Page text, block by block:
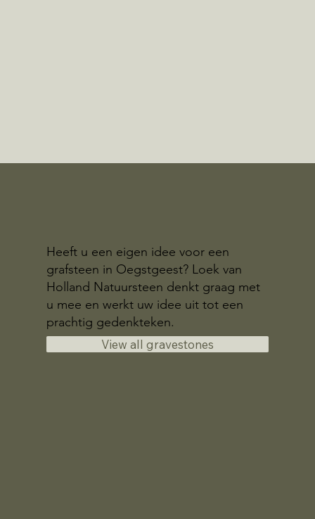
Heeft u een eigen idee voor een
grafsteen in Oegstgeest? Loek van
Holland Natuursteen denkt graag met
u mee en werkt uw idee uit tot een
prachtig gedenkteken.
View all gravestones